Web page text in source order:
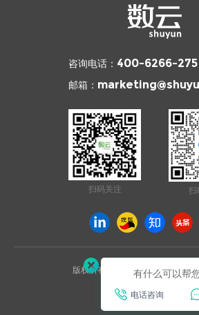
咨询电话： 400-6266-275
邮箱：
扫码关注 扫
版权所有 © 2026 杭州数云信息技
浙ICP备12003970号
已通过ISO27001安全认
有什么可以帮
电话咨询